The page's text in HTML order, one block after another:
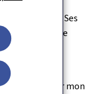
logement 2.0. Ses
est votre
la charge
que pour mon